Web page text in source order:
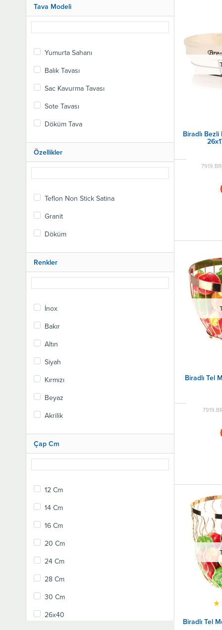
Bar Ekipmanları
Çay Kahve İçecek Ekipmanları
Bulaşıkhane Ekipmanları
Açık Büfe ve Servis Ekipmanları
Yedek Parça
Otel Ekipmanları Malzemeleri
Filizlendirme Makinesi ve Çimlendiriciler
İndirimli Kampanyalı Ürünler
En Çok Satılanlar
Ev & Mutfak & Hobi
Özbir
Öztiryakiler
Tribeca
Tava Modeli
Yumurta Sahanı
Balık Tavası
Sac Kavurma Tavası
Sote Tavası
Döküm Tava
Özellikler
Teflon Non Stick Satina
Granit
Döküm
Renkler
İnox
Bakır
Altın
Siyah
Kırmızı
Beyaz
Akrilik
Çap Cm
12 Cm
14 Cm
16 Cm
20 Cm
24 Cm
28 Cm
30 Cm
26x40
Biradlı
Biradlı Tel
Biradlı Tel
★